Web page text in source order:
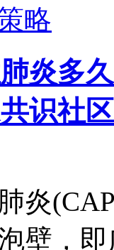
炎多
识社
炎
壁，